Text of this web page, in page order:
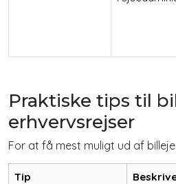
Praktiske tips til
erhvervsrejser
For at få mest muligt ud af
Tip